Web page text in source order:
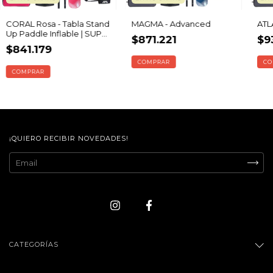
CORAL Rosa - Tabla Stand
Up Paddle Inflable | SUP
105 kg | Advanced
$841.179
COMPRAR
MAGMA - Advanced
$871.221
COMPRAR
¡QUIERO RECIBIR NOVEDADES!
CATEGORÍAS